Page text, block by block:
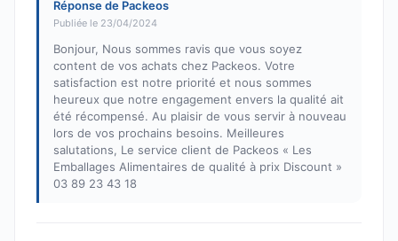
Réponse de Packeos
Publiée le 23/04/2024
Bonjour, Nous sommes ravis que vous soyez
content de vos achats chez Packeos. Votre
satisfaction est notre priorité et nous sommes
heureux que notre engagement envers la qualité ait
été récompensé. Au plaisir de vous servir à nouveau
lors de vos prochains besoins. Meilleures
salutations, Le service client de Packeos « Les
Emballages Alimentaires de qualité à prix Discount »
03 89 23 43 18